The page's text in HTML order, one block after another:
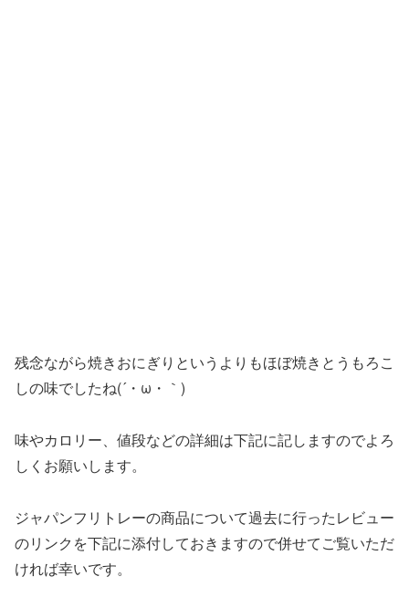
残念ながら焼きおにぎりというよりもほぼ焼きとうもろこ
しの味でしたね(´・ω・｀)
味やカロリー、値段などの詳細は下記に記しますのでよろ
しくお願いします。
ジャパンフリトレーの商品について過去に行ったレビュー
のリンクを下記に添付しておきますので併せてご覧いただ
ければ幸いです。